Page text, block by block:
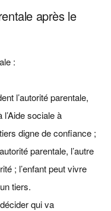
après le
:
l’autorité parentale,
l’Aide sociale à
digne de confiance ;
parentale, l’autre
; l’enfant peut vivre
tiers.
qui va